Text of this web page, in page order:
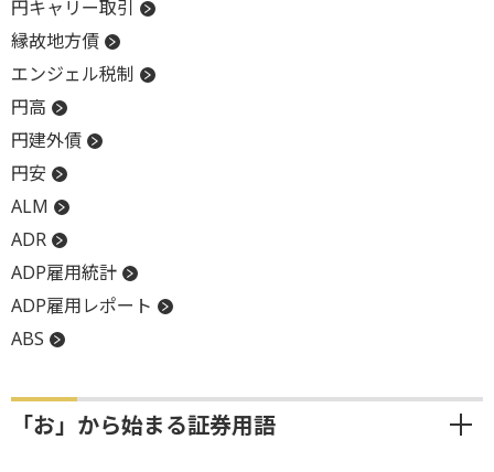
円キャリー取引
縁故地方債
エンジェル税制
円高
円建外債
円安
ALM
ADR
ADP雇用統計
ADP雇用レポート
ABS
「お」から始まる証券用語